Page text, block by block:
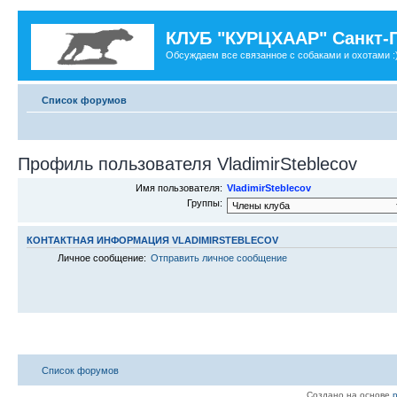
КЛУБ "КУРЦХААР" Санкт-
Обсуждаем все связанное с собаками и охотами
Список форумов
Профиль пользователя VladimirSteblecov
Имя пользователя: VladimirSteblecov
Группы:
КОНТАКТНАЯ ИНФОРМАЦИЯ VLADIMIRSTEBLECOV
Личное сообщение: Отправить личное сообщение
Список форумов
Создано на основе